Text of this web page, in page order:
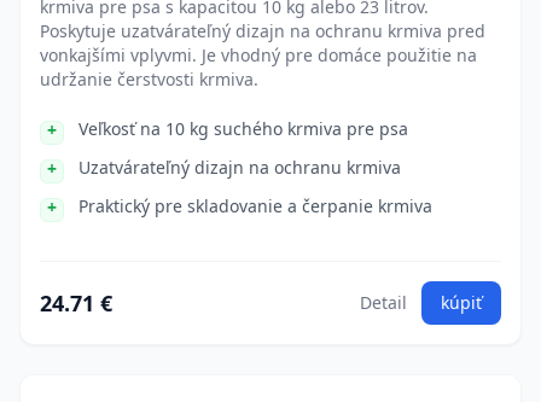
krmiva pre psa s kapacitou 10 kg alebo 23 litrov.
Poskytuje uzatvárateľný dizajn na ochranu krmiva pred
vonkajšími vplyvmi. Je vhodný pre domáce použitie na
udržanie čerstvosti krmiva.
Veľkosť na 10 kg suchého krmiva pre psa
Uzatvárateľný dizajn na ochranu krmiva
Praktický pre skladovanie a čerpanie krmiva
24.71 € Detail kúpiť